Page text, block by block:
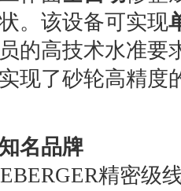
。该设备可实现
的高技术水准要
现了砂轮高精度
名品牌
精密级